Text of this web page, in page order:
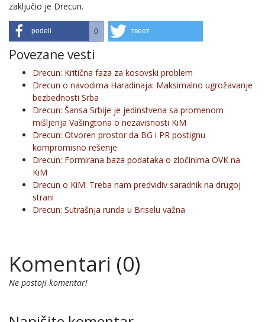
zaključio je Drecun.
podeli 0 твеет
Povezane vesti
Drecun: Kritična faza za kosovski problem
Drecun o navodima Haradinaja: Maksimalno ugrožavanje
bezbednosti Srba
Drecun: Šansa Srbije je jedinstvena sa promenom
mišljenja Vašingtona o nezavisnosti KiM
Drecun: Otvoren prostor da BG i PR postignu
kompromisno rešenje
Drecun: Formirana baza podataka o zločinima OVK na
KiM
Drecun o KiM: Treba nam predvidiv saradnik na drugoj
strani
Drecun: Sutrašnja runda u Briselu važna
Komentari (0)
Ne postoji komentar!